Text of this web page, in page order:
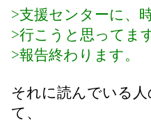
>支援センターに、
>行こうと思ってます
>報告終わります。
それに読んでいる
て、